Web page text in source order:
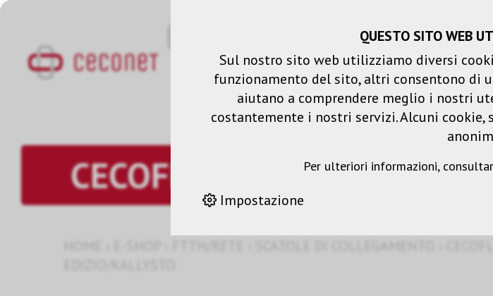
Carrello
Prodotti
CECOFLEX Keystone FTTH
QUESTO SITO WEB
Sul nostro sito web utilizziamo diversi
funzionamento del sito, altri consentono di
aiutano a comprendere meglio i nostri
costantemente i nostri servizi. Alcuni
Per ulteriori informazioni,
Impostazione